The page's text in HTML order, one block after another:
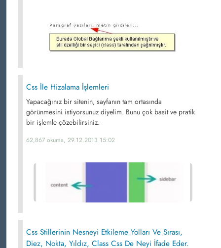
Css İle Hizalama İşlemleri
Yapacağınız bir sitenin, sayfanın tam ortasında
görünmesini istiyorsunuz diyelim. Bunu çok basit ve pratik
bir işlemle çözebilirsiniz.
62,867 okuma, 29.12.2013 15:02
Css Stillerinin Nesneyi Etkileme Yolları Ve Sırası,
Diez, Nokta, Yıldız, Class Css De Neyi İfade Eder.